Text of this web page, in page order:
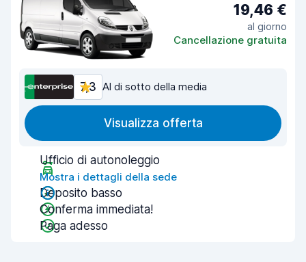
19,46 €
al giorno
Cancellazione gratuita
7,3 Al di sotto della media
Visualizza offerta
Ufficio di autonoleggio
Mostra i dettagli della sede
Deposito basso
Conferma immediata!
Paga adesso